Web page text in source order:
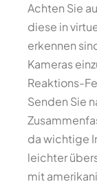
Achten Sie
diese in
erkennen
Kameras
Reaktions-
Senden Sie
da wichtige
leichter
mit